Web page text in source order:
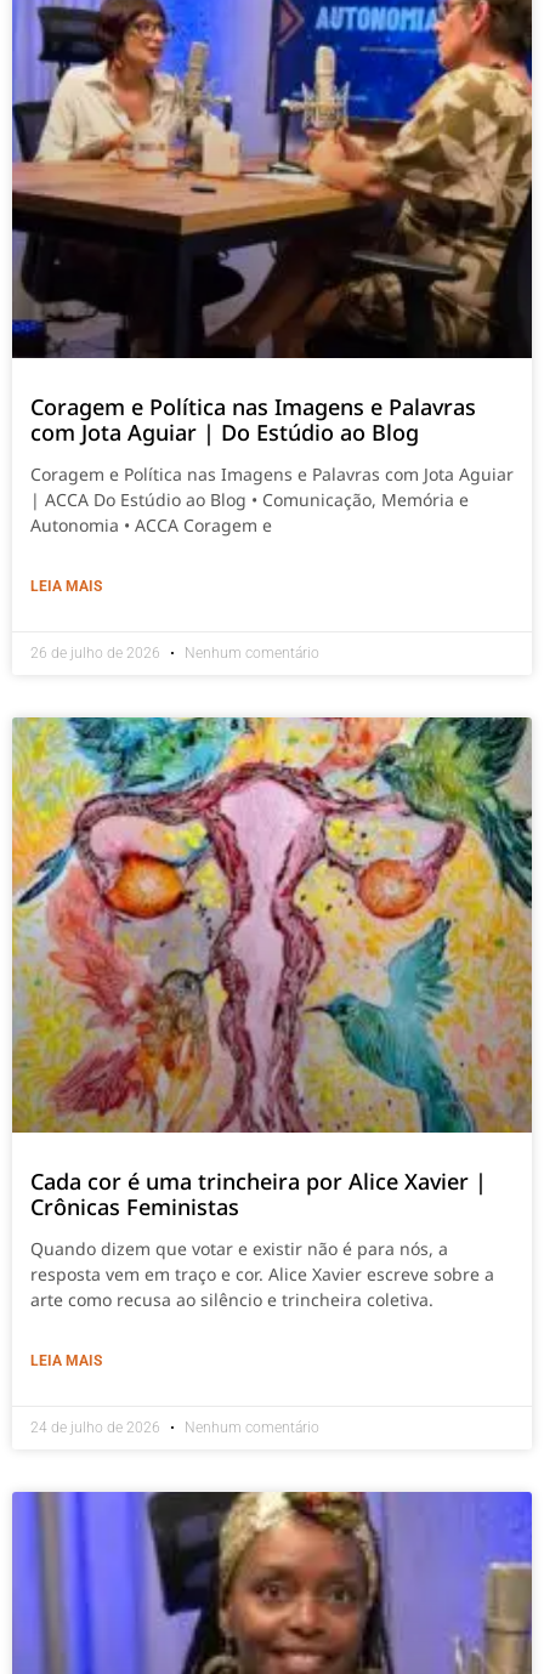
Coragem e Política nas Imagens e Palavras
com Jota Aguiar | Do Estúdio ao Blog
Coragem e Política nas Imagens e Palavras com Jota Aguiar
| ACCA Do Estúdio ao Blog • Comunicação, Memória e
Autonomia • ACCA Coragem e
LEIA MAIS
26 de julho de 2026 Nenhum comentário
Cada cor é uma trincheira por Alice Xavier |
Crônicas Feministas
Quando dizem que votar e existir não é para nós, a
resposta vem em traço e cor. Alice Xavier escreve sobre a
arte como recusa ao silêncio e trincheira coletiva.
LEIA MAIS
24 de julho de 2026 Nenhum comentário